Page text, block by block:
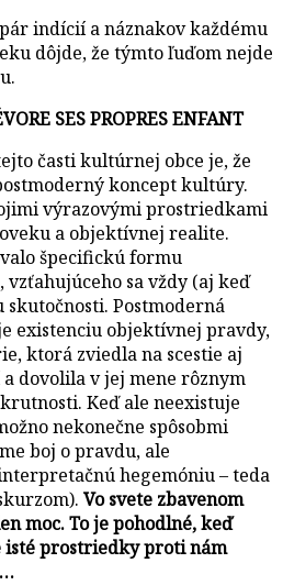
indícií a náznakov každému
dôjde, že týmto ľuďom nejde
SES PROPRES ENFANT
časti kultúrnej obce je, že
koncept kultúry.
výrazovými prostriedkami
a objektívnej realite.
špecifickú formu
vzťahujúceho sa vždy (aj keď
Postmoderná
existenciu objektívnej pravdy,
ktorá zviedla na scestie aj
dovolila v jej mene rôznym
Keď ale neexistuje
nekonečne spôsobmi
boj o pravdu, ale
hegemóniu – teda
Vo svete zbavenom
moc. To je pohodlné, keď
isté prostriedky proti nám